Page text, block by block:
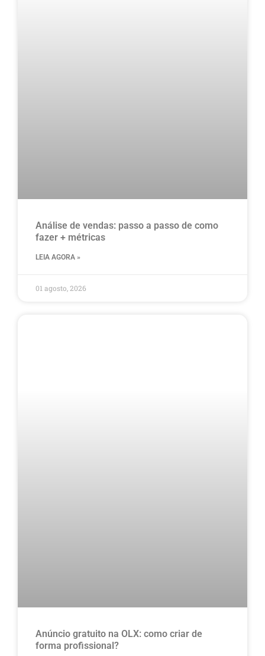
Análise de vendas: passo a passo de como
fazer + métricas
LEIA AGORA »
01 agosto, 2026
Anúncio gratuito na OLX​: como criar de
forma profissional?